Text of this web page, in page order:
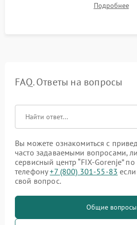
остаточного тепла и систем
Подробнее
FAQ. Ответы на вопросы
Вы можете ознакомиться с
часто задаваемыми вопросами,
сервисный центр “FIX-Gorenje”
телефону+7 (800) 301-55-83
свой вопрос.
Общие вопросы